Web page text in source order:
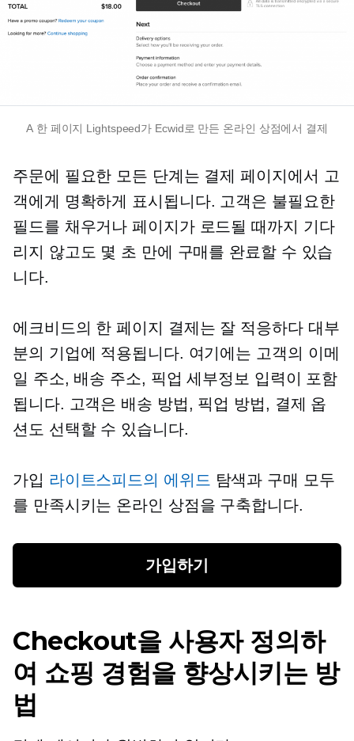
A 한 페이지 Lightspeed가 Ecwid로 만든 온라인 상점에서 결제
주문에 필요한 모든 단계는 결제 페이지에서 고
객에게 명확하게 표시됩니다. 고객은 불필요한
필드를 채우거나 페이지가 로드될 때까지 기다
리지 않고도 몇 초 만에 구매를 완료할 수 있습
니다.
에크비드의 한 페이지 결제는 잘 적응하다대부
분의 기업에 적용됩니다. 여기에는 고객의 이메
일 주소, 배송 주소, 픽업 세부정보 입력이 포함
됩니다. 고객은 배송 방법, 픽업 ​​방법, 결제 옵
션도 선택할 수 있습니다.
가입 라이트스피드의 에위드 탐색과 구매 모두
를 만족시키는 온라인 상점을 구축합니다.
가입하기
Checkout을 사용자 정의하
여 쇼핑 경험을 향상시키는 방
법